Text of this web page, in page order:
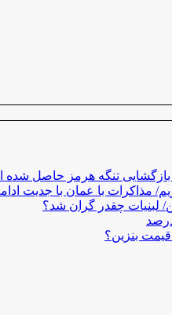
بازگشایی تنگه هرمز حاصل
مذاکرات با عمان با جدیت
بنزین؟